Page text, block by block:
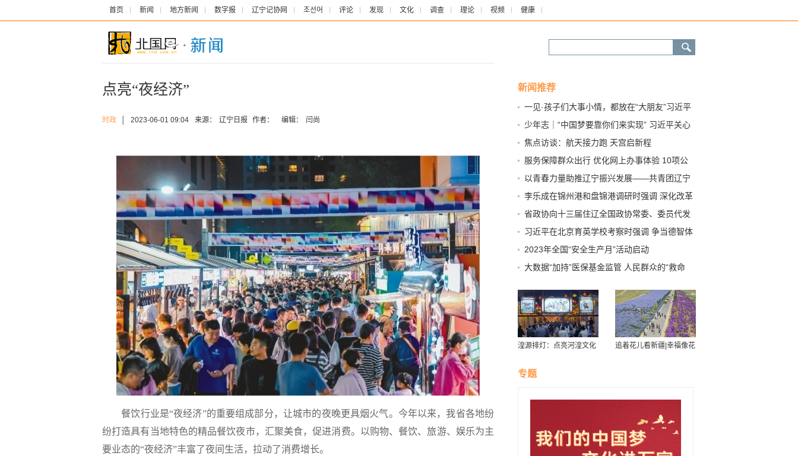
首页 新闻 地方新闻 数字报 辽宁记协网 조선어 评论 发现 文化 调查 理论 视频 健康
点亮“夜经济”
时政 2023-06-01 09:04 来源： 辽宁日报 作者： 编辑： 闫尚
餐饮行业是“夜经济”的重要组成部分，让城市的夜晚更具烟火气。今年以来，我省各地纷
纷打造具有当地特色的精品餐饮夜市，汇聚美食，促进消费。以购物、餐饮、旅游、娱乐为主
要业态的“夜经济”丰富了夜间生活，拉动了消费增长。
新闻推荐
一见·孩子们大事小情，都放在“大朋友”习近平
总书记心上
少年志｜“中国梦要靠你们来实现” 习近平关心
少年儿童成长
焦点访谈：航天接力跑 天宫启新程
服务保障群众出行 优化网上办事体验 10项公
安交管便利措施今日起实施
以青春力量助推辽宁振兴发展——共青团辽宁
省委五年工作综述
李乐成在锦州港和盘锦港调研时强调 深化改革
苦练内功 加快港口高质量发展 为全面振兴新突
破三年行动提供有力支撑
省政协向十三届住辽全国政协常委、委员代发
纪念牌 周波出席并讲话
习近平在北京育英学校考察时强调 争当德智体
美劳全面发展的新时代好儿童 向全国广大少年儿
童祝贺“六一”国际儿童节快乐
2023年全国“安全生产月”活动启动
大数据“加持”医保基金监管 人民群众的“救命
湟源排灯：点亮河湟文化
追着花儿看新疆|幸福像花
专题